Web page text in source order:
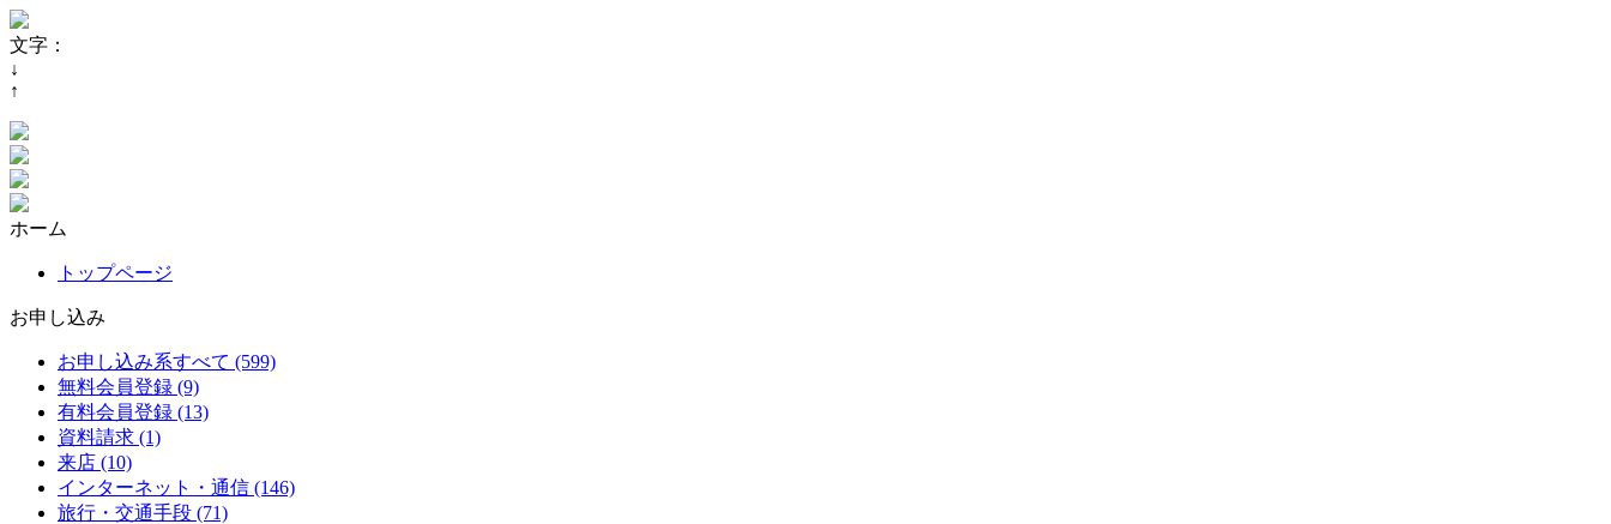
文字：
↓
↑
ホーム
トップページ
お申し込み
お申し込み系すべて (599)
無料会員登録 (9)
有料会員登録 (13)
資料請求 (1)
来店 (10)
インターネット・通信 (146)
旅行・交通手段 (71)